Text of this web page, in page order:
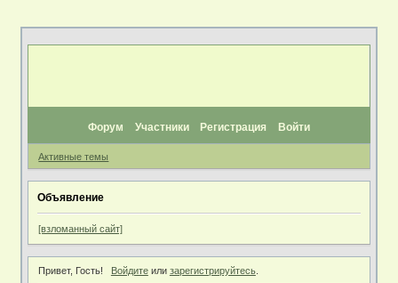
Форум Участники Регистрация Войти
Активные темы
Объявление
[взломанный сайт]
Привет, Гость! Войдитеили зарегистрируйтесь.